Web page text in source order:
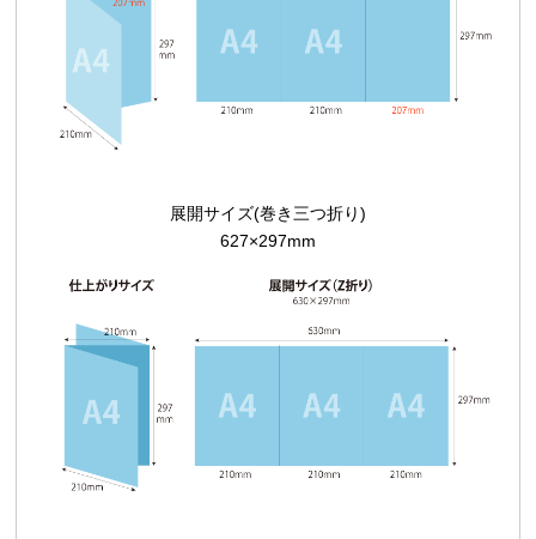
展開サイズ(巻き三つ折り)
627×297mm